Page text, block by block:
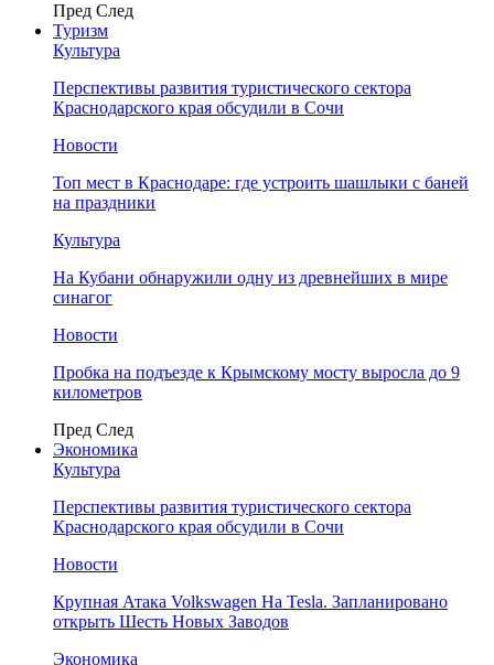
Пред След
Туризм
Культура
Перспективы развития туристического сектора
Краснодарского края обсудили в Сочи
Новости
Топ мест в Краснодаре: где устроить шашлыки с баней
на праздники
Культура
На Кубани обнаружили одну из древнейших в мире
синагог
Новости
Пробка на подъезде к Крымскому мосту выросла до 9
километров
Пред След
Экономика
Культура
Перспективы развития туристического сектора
Краснодарского края обсудили в Сочи
Новости
Крупная Атака Volkswagen На Tesla. Запланировано
открыть Шесть Новых Заводов
Экономика